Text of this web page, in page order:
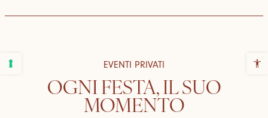
EVENTI PRIVATI
OGNI FESTA, IL SUO
MOMENTO